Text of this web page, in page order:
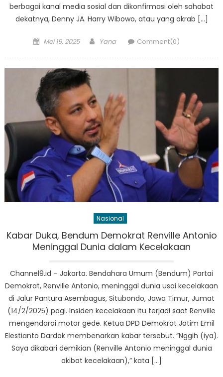
berbagai kanal media sosial dan dikonfirmasi oleh sahabat
dekatnya, Denny JA. Harry Wibowo, atau yang akrab […]
Posted
Mei 19, 2025 Author
Yana Comment(0)
Nasional
Kabar Duka, Bendum Demokrat Renville Antonio
Meninggal Dunia dalam Kecelakaan
Channel9.id – Jakarta. Bendahara Umum (Bendum) Partai
Demokrat, Renville Antonio, meninggal dunia usai kecelakaan
di Jalur Pantura Asembagus, Situbondo, Jawa Timur, Jumat
(14/2/2025) pagi. Insiden kecelakaan itu terjadi saat Renville
mengendarai motor gede. Ketua DPD Demokrat Jatim Emil
Elestianto Dardak membenarkan kabar tersebut. “Nggih (iya).
Saya dikabari demikian (Renville Antonio meninggal dunia
akibat kecelakaan),” kata […]